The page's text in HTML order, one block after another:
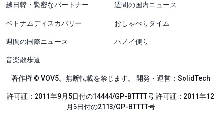
越日韓・緊密なパートナー 週間の国内ニュース
ベトナムディスカバリー おしゃべりタイム
週間の国際ニュース ハノイ便り
音楽散歩道
著作権 © VOV5。無断転載を禁じます。 開発・運営：SolidTech
許可証：2011年9月5日付の14444/GP-BTTTT号 許可証：2011年12
月6日付の2113/GP-BTTTT号